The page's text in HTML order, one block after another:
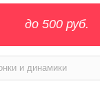
до 500 руб.
и динамики